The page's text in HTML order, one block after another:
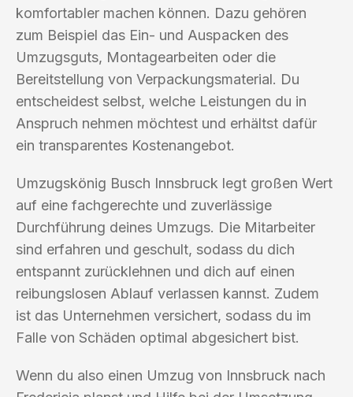
komfortabler machen können. Dazu gehören
zum Beispiel das Ein- und Auspacken des
Umzugsguts, Montagearbeiten oder die
Bereitstellung von Verpackungsmaterial. Du
entscheidest selbst, welche Leistungen du in
Anspruch nehmen möchtest und erhältst dafür
ein transparentes Kostenangebot.
Umzugskönig Busch Innsbruck legt großen Wert
auf eine fachgerechte und zuverlässige
Durchführung deines Umzugs. Die Mitarbeiter
sind erfahren und geschult, sodass du dich
entspannt zurücklehnen und dich auf einen
reibungslosen Ablauf verlassen kannst. Zudem
ist das Unternehmen versichert, sodass du im
Falle von Schäden optimal abgesichert bist.
Wenn du also einen Umzug von Innsbruck nach